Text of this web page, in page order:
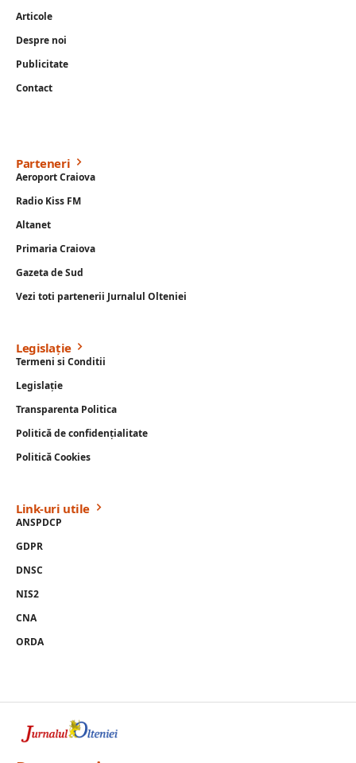
Articole
Despre noi
Publicitate
Contact
Parteneri
Aeroport Craiova
Radio Kiss FM
Altanet
Primaria Craiova
Gazeta de Sud
Vezi toti partenerii Jurnalul Olteniei
Legislație
Termeni si Conditii
Legislație
Transparenta Politica
Politică de confidențialitate
Politică Cookies
Link-uri utile
ANSPDCP
GDPR
DNSC
NIS2
CNA
ORDA